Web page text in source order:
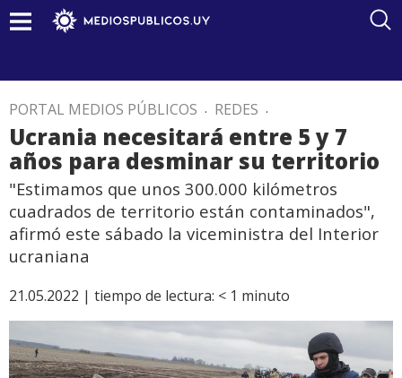
PORTAL MEDIOS PÚBLICOS . REDES .
Ucrania necesitará entre 5 y 7
años para desminar su territorio
"Estimamos que unos 300.000 kilómetros
cuadrados de territorio están contaminados",
afirmó este sábado la viceministra del Interior
ucraniana
21.05.2022 | tiempo de lectura: < 1 minuto